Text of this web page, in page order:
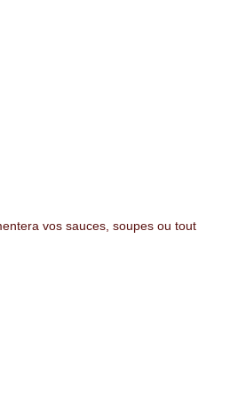
vos sauces, soupes ou tout